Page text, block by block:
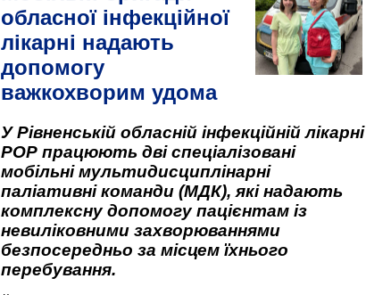
обласної інфекційної
лікарні надають
допомогу
важкохворим удома
У Рівненській обласній інфекційній лікарні
РОР працюють дві спеціалізовані
мобільні мультидисциплінарні
паліативні команди (МДК), які надають
комплексну допомогу пацієнтам із
невиліковними захворюваннями
безпосередньо за місцем їхнього
перебування.